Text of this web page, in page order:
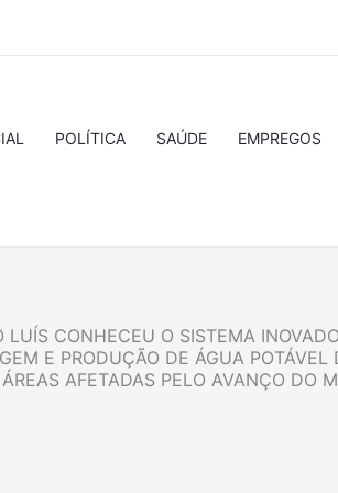
POLÍTICA SAÚDE EMPREGOS
CONHECEU O SISTEMA
E PRODUÇÃO DE ÁGUA POTÁVEL
AFETADAS PELO AVANÇO DO